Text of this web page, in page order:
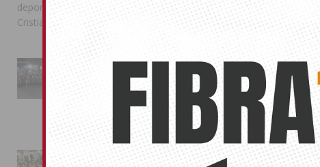
La
los
06/03/2021
Las consultas
operaciones
deportivas y las celebraciones de Moros y
Cristianos
La Entrada Cristiana llena de
esplendor las calles de
Almoradí en una multitudinaria
jornada festera
02/08/2026
La magia de la Entrada Mora